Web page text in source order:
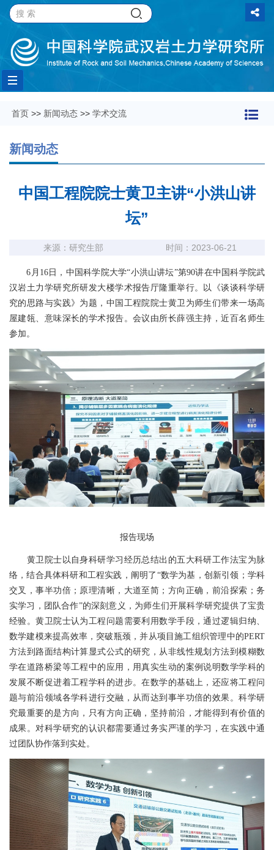
Toggle
navigation
首页 >> 新闻动态 >> 学术交流
新闻动态
中国工程院院士黄卫主讲“小洪山讲
坛”
来源：研究生部 时间：2023-06-21
6月16日，中国科学院大学“小洪山讲坛”第90讲在中国科学院武
汉岩土力学研究所研发大楼学术报告厅隆重举行。以《谈谈科学研
究的思路与实践》为题，中国工程院院士黄卫为师生们带来一场高
屋建瓴、意味深长的学术报告。会议由所长薛强主持，近百名师生
参加。
报告现场
黄卫院士以自身科研学习经历总结出的五大科研工作法宝为脉
络，结合具体科研和工程实践，阐明了“数学为基，创新引领；学科
交叉，事半功倍；原理清晰，大道至简；方向正确，前沿探索；务
实学习，团队合作”的深刻意义，为师生们开展科学研究提供了宝贵
经验。黄卫院士认为工程问题需要利用数学手段，通过逻辑归纳、
数学建模来提高效率，突破瓶颈，并从项目施工组织管理中的PERT
方法到路面结构计算显式公式的研究，从非线性规划方法到模糊数
学在道路桥梁等工程中的应用，用真实生动的案例说明数学学科的
发展不断促进着工程学科的进步。在数学的基础上，还应将工程问
题与前沿领域各学科进行交融，从而达到事半功倍的效果。科学研
究最重要的是方向，只有方向正确，坚持前沿，才能得到有价值的
成果。对科学研究的认识都需要通过务实严谨的学习，在实践中通
过团队协作落到实处。